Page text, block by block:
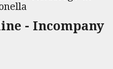
- Incompany